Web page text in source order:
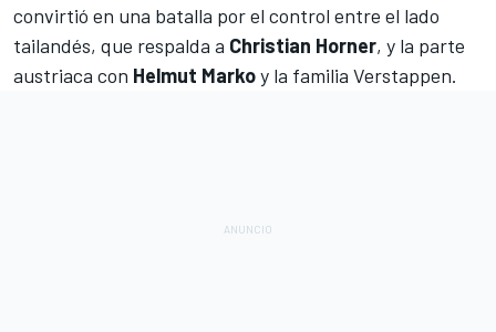
convirtió en una batalla por el control entre el lado
tailandés, que respalda a Christian Horner, y la parte
austriaca con Helmut Markoy la familia Verstappen.